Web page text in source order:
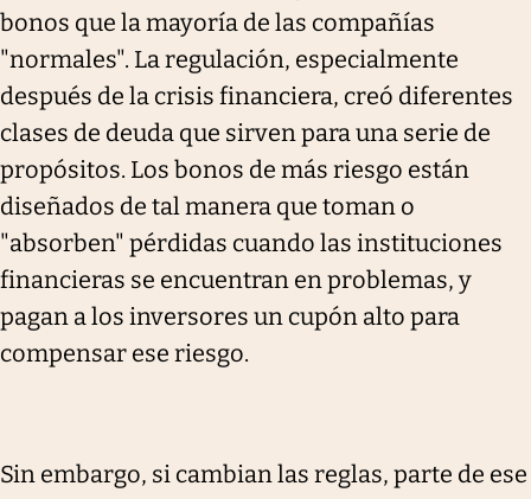
bonos que la mayoría de las compañías
"normales". La regulación, especialmente
después de la crisis financiera, creó diferentes
clases de deuda que sirven para una serie de
propósitos. Los bonos de más riesgo están
diseñados de tal manera que toman o
"absorben" pérdidas cuando las instituciones
financieras se encuentran en problemas, y
pagan a los inversores un cupón alto para
compensar ese riesgo.
Sin embargo, si cambian las reglas, parte de ese